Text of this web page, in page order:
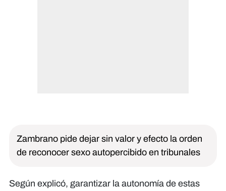
Zambrano pide dejar sin valor y efecto la orden
de reconocer sexo autopercibido en tribunales
Según explicó, garantizar la autonomía de estas